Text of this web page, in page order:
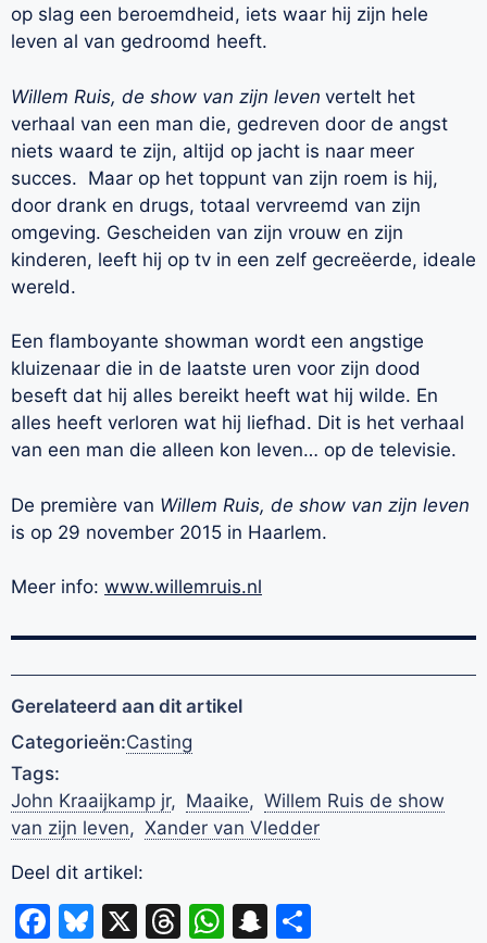
op slag een beroemdheid, iets waar hij zijn hele
leven al van gedroomd heeft.
Willem Ruis, de show van zijn leven vertelt het
verhaal van een man die, gedreven door de angst
niets waard te zijn, altijd op jacht is naar meer
succes. Maar op het toppunt van zijn roem is hij,
door drank en drugs, totaal vervreemd van zijn
omgeving. Gescheiden van zijn vrouw en zijn
kinderen, leeft hij op tv in een zelf gecreëerde, ideale
wereld.
Een flamboyante showman wordt een angstige
kluizenaar die in de laatste uren voor zijn dood
beseft dat hij alles bereikt heeft wat hij wilde. En
alles heeft verloren wat hij liefhad. Dit is het verhaal
van een man die alleen kon leven… op de televisie.
De première van Willem Ruis, de show van zijn leven
is op 29 november 2015 in Haarlem.
Meer info: www.willemruis.nl
Gerelateerd aan dit artikel
Categorieën:Casting
Tags:
John Kraaijkamp jr, Maaike, Willem Ruis de show
van zijn leven, Xander van Vledder
Deel dit artikel:
Facebook
Bluesky
X Threads
WhatsApp
Snapchat